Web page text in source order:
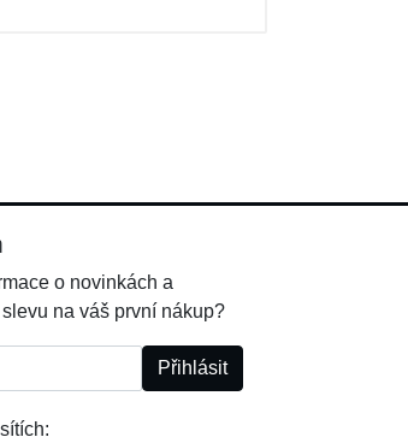
o novinkách a
na váš první nákup?
Přihlásit